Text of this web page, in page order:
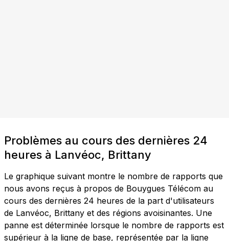
Problèmes au cours des dernières 24
heures à Lanvéoc, Brittany
Le graphique suivant montre le nombre de rapports que
nous avons reçus à propos de Bouygues Télécom au
cours des dernières 24 heures de la part d'utilisateurs
de Lanvéoc, Brittany et des régions avoisinantes. Une
panne est déterminée lorsque le nombre de rapports est
supérieur à la ligne de base, représentée par la ligne